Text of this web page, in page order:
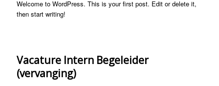
Welcome to WordPress. This is your first post. Edit or delete it,
then start writing!
Vacature Intern Begeleider
(vervanging)